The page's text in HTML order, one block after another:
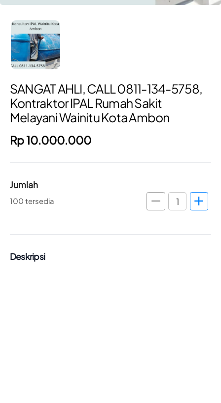
SANGAT AHLI, CALL 0811-134-5758,
Kontraktor IPAL Rumah Sakit
Melayani Wainitu Kota Ambon
Rp 10.000.000
Jumlah
remove add
100 tersedia
Deskripsi